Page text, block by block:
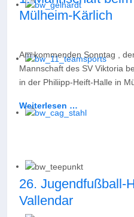
Mülheim-Kärlich
Am kommenden Sonntag ,
Mannschaft des SV Viktoria
in der Philiipp-Heift-Halle in
Weiterlesen …
26. Jugendfußball-
Vallendar